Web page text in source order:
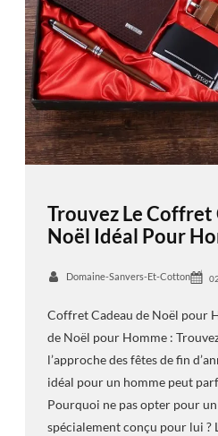
Trouvez Le Coffret
Noël Idéal Pour
Domaine-Sanvers-Et-Cotton
Coffret Cadeau de Noël pour
de Noël pour Homme :
l’approche des fêtes de fin
idéal pour un homme peut
Pourquoi ne pas opter pour
spécialement conçu pour lui ?